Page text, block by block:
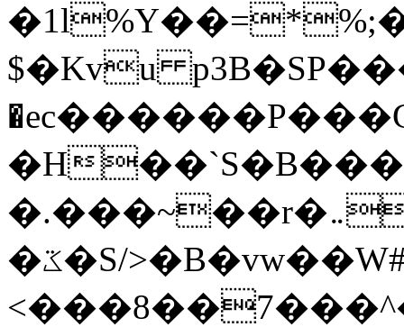
$�Kvu
�H
�.���~��r�޼�}�܅�mؕWu���K}
�ػ�S/>�B�vw��W#�I��*]\W��)Ħ�1��fC}